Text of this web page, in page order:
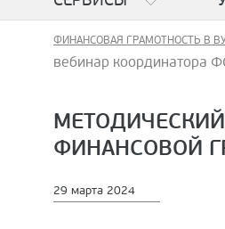
ФИНАНСОВАЯ ГРАМОТНОСТЬ В
вебинар координатора
ФИНАНСОВОЙ
29 марта 2024